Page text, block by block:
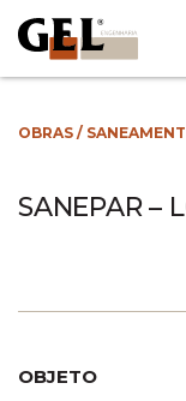
OBRAS /
SANEPAR –
OBJETO